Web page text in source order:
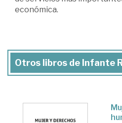
económica.
Otros libros de Infante